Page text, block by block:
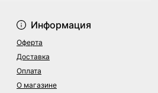
Информация
Оферта
Доставка
Оплата
О магазине